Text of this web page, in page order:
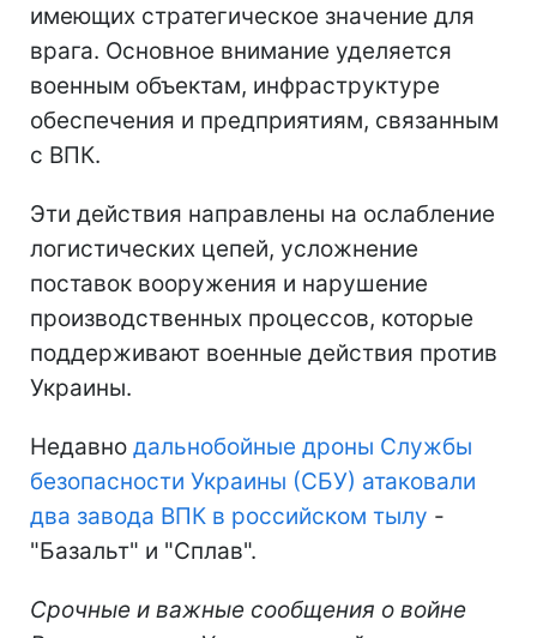
имеющих стратегическое значение для
врага. Основное внимание уделяется
военным объектам, инфраструктуре
обеспечения и предприятиям, связанным
с ВПК.
Эти действия направлены на ослабление
логистических цепей, усложнение
поставок вооружения и нарушение
производственных процессов, которые
поддерживают военные действия против
Украины.
Недавно дальнобойные дроны Службы
безопасности Украины (СБУ) атаковали
два завода ВПК в российском тылу -
"Базальт" и "Сплав".
Срочные и важные сообщения о войне